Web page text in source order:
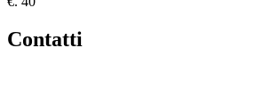
Contatti